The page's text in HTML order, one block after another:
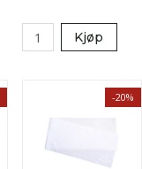
Kjøp
-20%